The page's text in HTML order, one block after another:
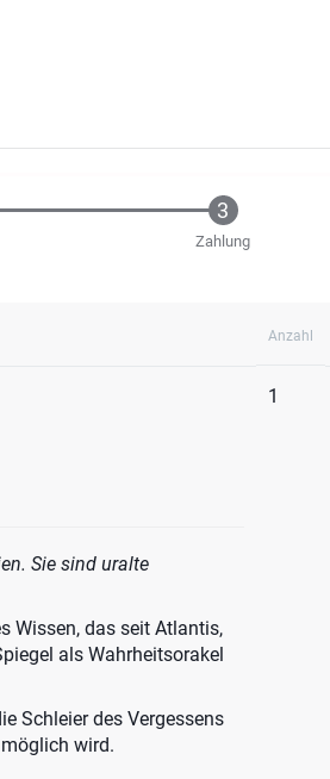
Zahlung
Anzahl
Sie sind uralte
Wissen, das seit Atlantis,
als Wahrheitsorakel
Schleier des Vergessens
wird.
1